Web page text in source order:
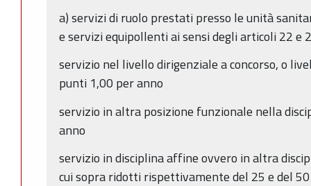
a) servizi di ruolo prestati presso le unità
e servizi equipollenti ai sensi degli articoli 22 e
servizio nel livello dirigenziale a concorso, o
punti 1,00 per anno
servizio in altra posizione funzionale nella
anno
servizio in disciplina affine ovvero in altra
cui sopra ridotti rispettivamente del 25 e del